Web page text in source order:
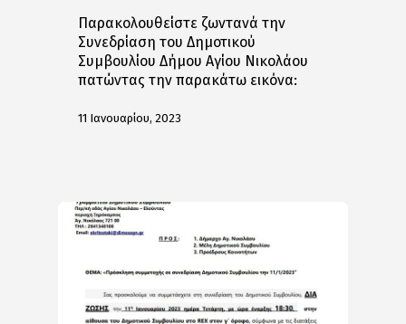
Παρακολουθείστε ζωντανά την
Συνεδρίαση του Δημοτικού
Συμβουλίου Δήμου Αγίου Νικολάου
πατώντας την παρακάτω εικόνα:
11 Ιανουαρίου, 2023